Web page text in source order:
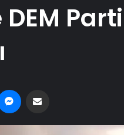
DEM